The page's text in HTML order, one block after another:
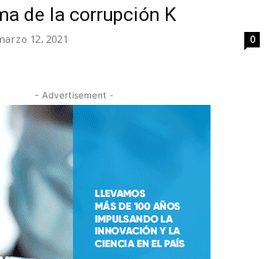
de la corrupción K
12, 2021 0
- Advertisement -